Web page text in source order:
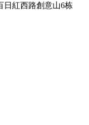
日紅西路創意山6栋